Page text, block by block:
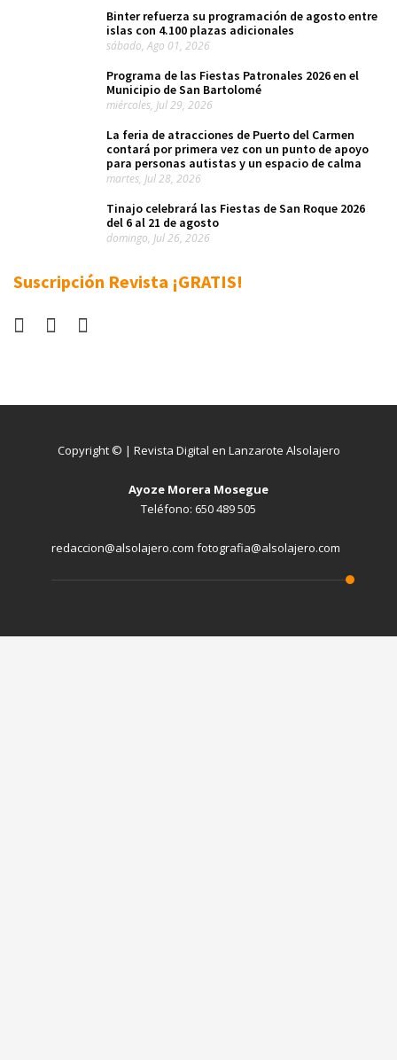
Binter refuerza su programación de agosto entre
islas con 4.100 plazas adicionales
sábado, Ago 01, 2026
Programa de las Fiestas Patronales 2026 en el
Municipio de San Bartolomé
miércoles, Jul 29, 2026
La feria de atracciones de Puerto del Carmen
contará por primera vez con un punto de apoyo
para personas autistas y un espacio de calma
martes, Jul 28, 2026
Tinajo celebrará las Fiestas de San Roque 2026
del 6 al 21 de agosto
domingo, Jul 26, 2026
Suscripción Revista ¡GRATIS!
Copyright © | Revista Digital en Lanzarote Alsolajero
Ayoze Morera Mosegue
Teléfono: 650 489 505
redaccion@alsolajero.com fotografia@alsolajero.com